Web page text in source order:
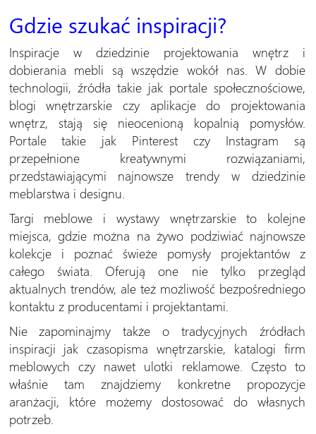
Gdzie szukać inspiracji?
Inspiracje w dziedzinie projektowania wnętrz i
dobierania mebli są wszędzie wokół nas. W dobie
technologii, źródła takie jak portale społecznościowe,
blogi wnętrzarskie czy aplikacje do projektowania
wnętrz, stają się nieocenioną kopalnią pomysłów.
Portale takie jak Pinterest czy Instagram są
przepełnione kreatywnymi rozwiązaniami,
przedstawiającymi najnowsze trendy w dziedzinie
meblarstwa i designu.
Targi meblowe i wystawy wnętrzarskie to kolejne
miejsca, gdzie można na żywo podziwiać najnowsze
kolekcje i poznać świeże pomysły projektantów z
całego świata. Oferują one nie tylko przegląd
aktualnych trendów, ale też możliwość bezpośredniego
kontaktu z producentami i projektantami.
Nie zapominajmy także o tradycyjnych źródłach
inspiracji jak czasopisma wnętrzarskie, katalogi firm
meblowych czy nawet ulotki reklamowe. Często to
właśnie tam znajdziemy konkretne propozycje
aranżacji, które możemy dostosować do własnych
potrzeb.